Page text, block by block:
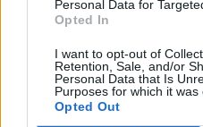
Personal Data for
Opted In
I want to opt-out of
Retention, Sale, and/or
Personal Data that Is
Purposes for which it was
Opted Out
VAI ALLA